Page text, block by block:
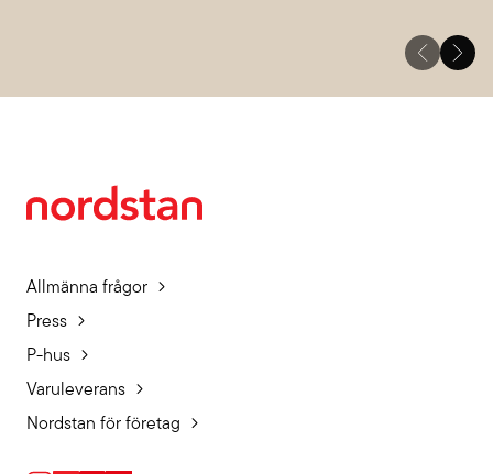
Allmänna frågor
Press
P-hus
Varuleverans
Nordstan för företag